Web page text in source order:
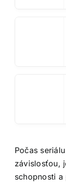
Počas
závislosťou,
schopnosti